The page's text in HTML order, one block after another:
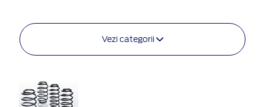
Vezi categorii